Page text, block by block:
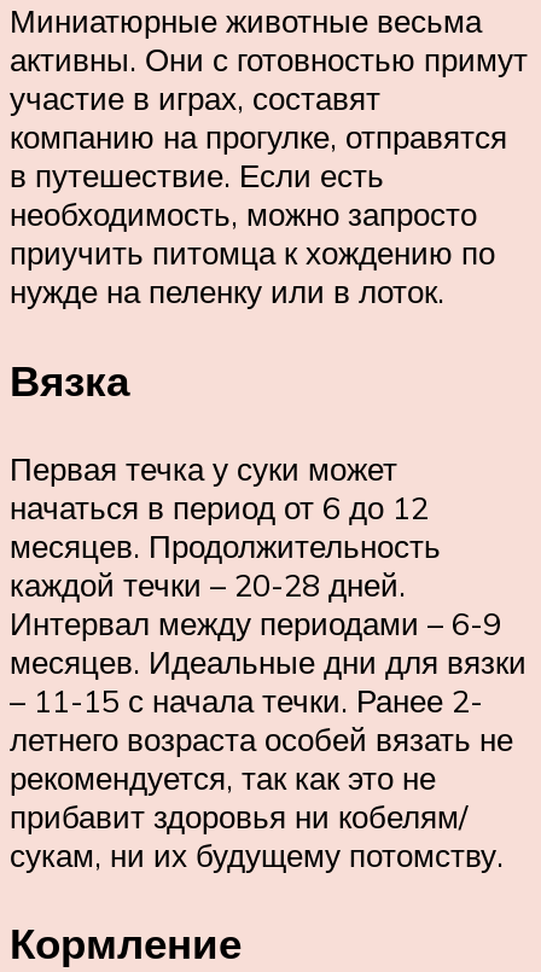
Миниатюрные животные весьма
активны. Они с готовностью примут
участие в играх, составят
компанию на прогулке, отправятся
в путешествие. Если есть
необходимость, можно запросто
приучить питомца к хождению по
нужде на пеленку или в лоток.
Вязка
Первая течка у суки может
начаться в период от 6 до 12
месяцев. Продолжительность
каждой течки – 20-28 дней.
Интервал между периодами – 6-9
месяцев. Идеальные дни для вязки
– 11-15 с начала течки. Ранее 2-
летнего возраста особей вязать не
рекомендуется, так как это не
прибавит здоровья ни кобелям/
сукам, ни их будущему потомству.
Кормление